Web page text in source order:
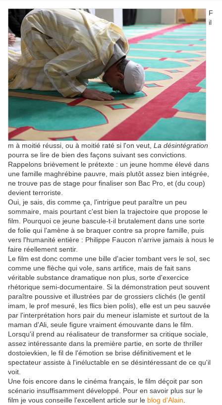
F
il
m à moitié réussi, ou à moitié raté si l'on veut, La désintégration
pourra se lire de bien des façons suivant ses convictions.
Rappelons brièvement le prétexte : un jeune homme élevé dans
une famille maghrébine pauvre, mais plutôt assez bien intégrée,
ne trouve pas de stage pour finaliser son Bac Pro, et (du coup)
devient terroriste.
Oui, je sais, dis comme ça, l'intrigue peut paraître un peu
sommaire, mais pourtant c'est bien la trajectoire que propose le
film. Pourquoi ce jeune bascule-t-il brutalement dans une sorte
de folie qui l'amène à se braquer contre sa propre famille, puis
vers l'humanité entière : Philippe Faucon n'arrive jamais à nous le
faire réellement sentir.
Le film est donc comme une bille d'acier tombant vers le sol, sec
comme une flèche qui vole, sans artifice, mais de fait sans
véritable substance dramatique non plus, sorte d'exercice
rhétorique semi-documentaire. Si la démonstration peut souvent
paraître poussive et illustrées par de grossiers clichés (le gentil
imam, le prof mesuré, les flics bien polis), elle est un peu sauvée
par l'interprétation hors pair du meneur islamiste et surtout de la
maman d'Ali, seule figure vraiment émouvante dans le film.
Lorsqu'il prend au réalisateur de transformer sa critique sociale,
assez intéressante dans la première partie, en sorte de thriller
dostoievkien, le fil de l'émotion se brise définitivement et le
spectateur assiste à l'inéluctable en se désintéressant de ce qu'il
voit.
Une fois encore dans le cinéma français, le film déçoit par son
scénario insuffisamment développé. Pour en savoir plus sur le
film je vous conseille l'excellent article sur le blog d'Alain